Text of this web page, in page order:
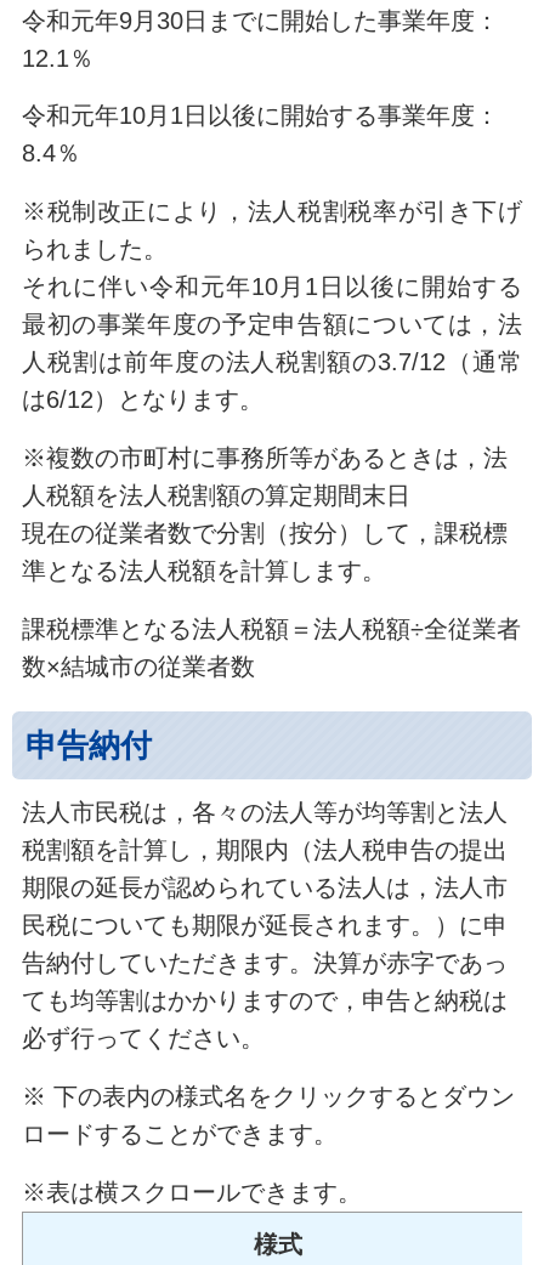
令和元年9月30日までに開始した事業年度：
12.1％
令和元年10月1日以後に開始する事業年度：
8.4％
※税制改正により，法人税割税率が引き下げ
られました。
それに伴い令和元年10月1日以後に開始する
最初の事業年度の予定申告額については，法
人税割は前年度の法人税割額の3.7/12（通常
は6/12）となります。
※複数の市町村に事務所等があるときは，法
人税額を法人税割額の算定期間末日
現在の従業者数で分割（按分）して，課税標
準となる法人税額を計算します。
課税標準となる法人税額＝法人税額÷全従業者
数×結城市の従業者数
申告納付
法人市民税は，各々の法人等が均等割と法人
税割額を計算し，期限内（法人税申告の提出
期限の延長が認められている法人は，法人市
民税についても期限が延長されます。）に申
告納付していただきます。決算が赤字であっ
ても均等割はかかりますので，申告と納税は
必ず行ってください。
※ 下の表内の様式名をクリックするとダウン
ロードすることができます。
※表は横スクロールできます。
様式